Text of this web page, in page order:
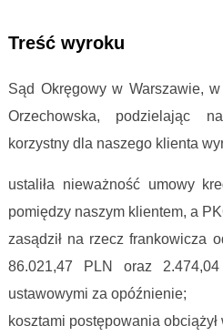
Treść wyroku
Sąd Okręgowy w Warszawie,
Orzechowska, podzielając
korzystny dla naszego klienta
ustaliła nieważność umowy
pomiędzy naszym klientem, a
zasądził na rzecz frankowicza
86.021,47 PLN oraz
ustawowymi za opóźnienie;
kosztami postępowania obciążył